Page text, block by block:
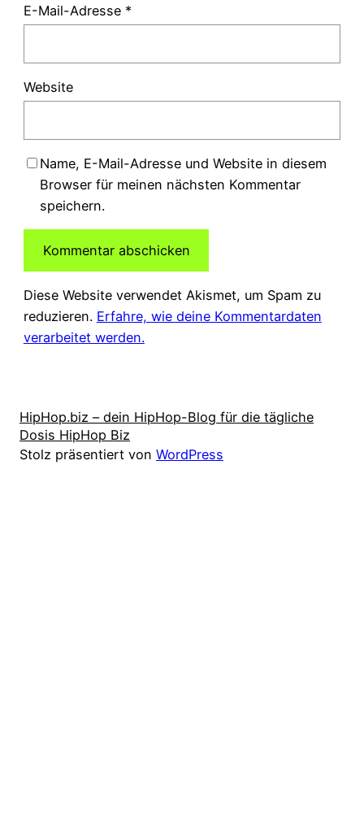
E-Mail-Adresse *
Website
Name, E-Mail-Adresse und Website in diesem
Browser für meinen nächsten Kommentar
speichern.
Diese Website verwendet Akismet, um Spam zu
reduzieren. Erfahre, wie deine Kommentardaten
verarbeitet werden.
HipHop.biz – dein HipHop-Blog für die tägliche
Dosis HipHop Biz
Stolz präsentiert von WordPress